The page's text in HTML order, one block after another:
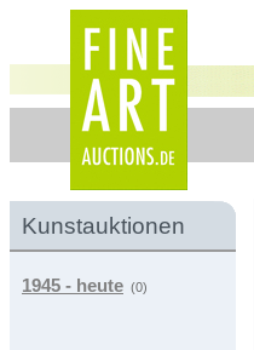
Kunstauktionen
1945 - heute (0)